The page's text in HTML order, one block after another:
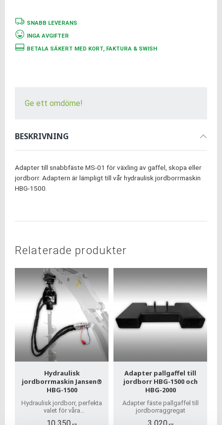
SNABB LEVERANS
INGA AVGIFTER
BETALA SÄKERT MED KORT, FAKTURA & SWISH
Ge ett omdöme!
BESKRIVNING
Adapter till snabbfäste MS-01 för växling av gaffel, skopa eller
jordborr. Adaptern är lämpligt till vår hydraulisk jordborrmaskin
HBG-1500.
Relaterade produkter
Hydraulisk
jordborrmaskin Jansen®
HBG-1500
Hydraulisk jordborr, perfekta
valet för våra
10 350
Adapter pallgaffel till
jordborr HBG-1500 och
HBG-2000
Adapter fäste pallgaffel till
jordborraggregat
3 020